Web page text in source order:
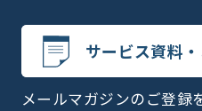
サービス資料
メールマガジンのご登録